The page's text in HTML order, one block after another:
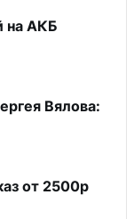
на АКБ
Вялова:
от 2500р